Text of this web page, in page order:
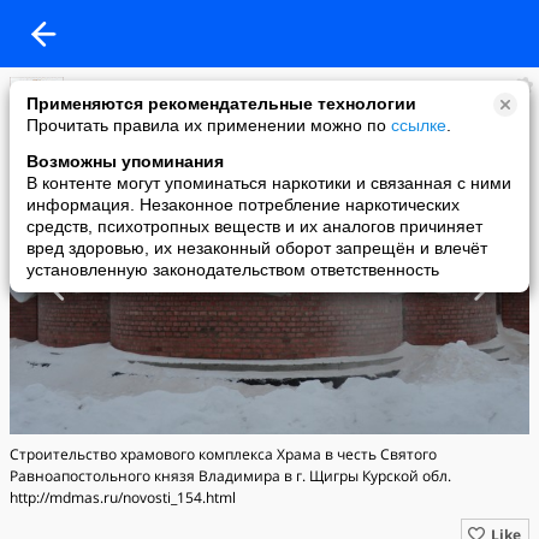
Применяются рекомендательные технологии
Прочитать правила их применении можно по ссылке
Возможны упоминания
В контенте могут упоминаться наркотики и связанная с ними
информация. Незаконное потребление наркотических
средств, психотропных веществ и их аналогов причиняет
вред здоровью, их незаконный оборот запрещён и влечёт
установленную законодательством ответственность
Архитектурно-Художественные мастерские
added a photo
02 Feb в 10:02
Строительство храмового комплекса Храма в честь Святого
Равноапостольного князя Владимира в г. Щигры Курской обл.
http://mdmas.ru/novosti_154.html
Like